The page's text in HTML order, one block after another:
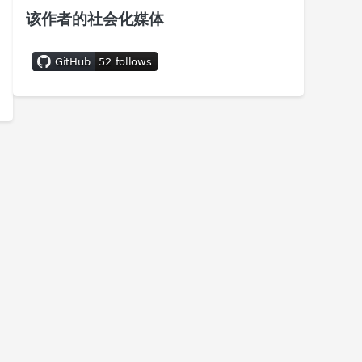
该作者的社会化媒体